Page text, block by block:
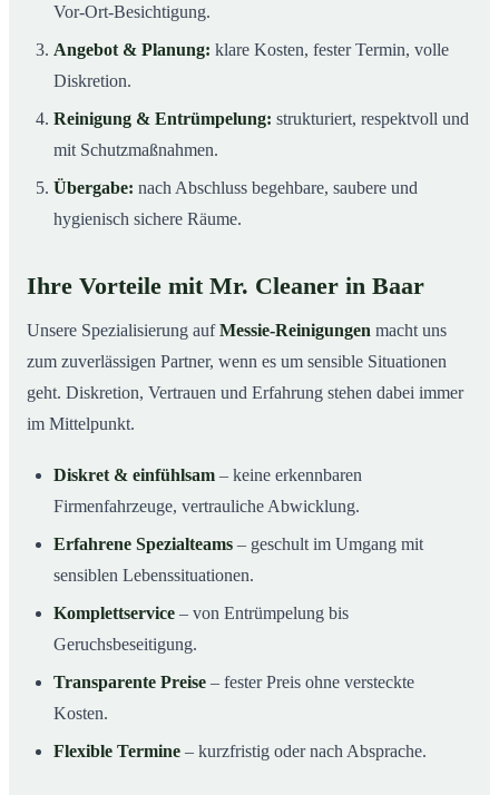
Vor-Ort-Besichtigung.
Angebot & Planung: klare Kosten, fester Termin, volle
Diskretion.
Reinigung & Entrümpelung: strukturiert, respektvoll und
mit Schutzmaßnahmen.
Übergabe: nach Abschluss begehbare, saubere und
hygienisch sichere Räume.
Ihre Vorteile mit Mr. Cleaner in Baar
Unsere Spezialisierung aufMessie-Reinigungen macht uns
zum zuverlässigen Partner, wenn es um sensible Situationen
geht. Diskretion, Vertrauen und Erfahrung stehen dabei immer
im Mittelpunkt.
Diskret & einfühlsam – keine erkennbaren
Firmenfahrzeuge, vertrauliche Abwicklung.
Erfahrene Spezialteams – geschult im Umgang mit
sensiblen Lebenssituationen.
Komplettservice – von Entrümpelung bis
Geruchsbeseitigung.
Transparente Preise – fester Preis ohne versteckte
Kosten.
Flexible Termine – kurzfristig oder nach Absprache.